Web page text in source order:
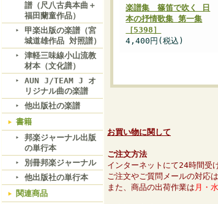
譜（尺八古典本曲＋
福田蘭童作品）
甲楽出版の楽譜（宮
城道雄作品 対照譜）
津軽三味線小山流教
材本（文化譜）
AUN J/TEAM J オ
リジナル曲の楽譜
他出版社の楽譜
書籍
邦楽ジャーナル出版
の単行本
別冊邦楽ジャーナル
他出版社の単行本
関連商品
楽譜集 篠笛で吹く 日
本の抒情歌集 第一集
［5398］
4,400円(税込)
お買い物に関して
ご注文方法
インターネットにて24時間受
ご注文やご質問メールの対応
また、商品の出荷作業は 月・